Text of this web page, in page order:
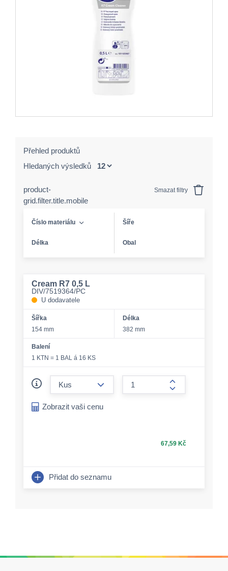
Přehled produktů
Hledaných výsledků
product-
grid.filter.title.mobile
Smazat filtry
Číslo materiálu Šíře
Délka Obal
Cream R7 0,5 L
DIV/7519364/PC
U dodavatele
Šířka
154 mm
Délka
382 mm
Balení
1 KTN = 1 BAL á 16 KS
form.increase-
Zobrazit vaši cenu
67,59 Kč
Přidat do seznamu